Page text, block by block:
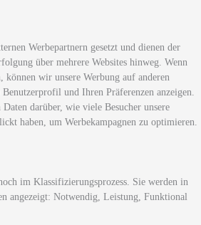
Werbepartnern gesetzt und dienen der
über mehrere Websites hinweg. Wenn
können wir unsere Werbung auf anderen
und Ihren Präferenzen anzeigen.
darüber, wie viele Besucher unsere
haben, um Werbekampagnen zu optimieren.
im Klassifizierungsprozess. Sie werden in
angezeigt: Notwendig, Leistung, Funktional